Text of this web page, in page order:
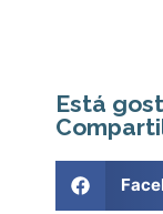
Está